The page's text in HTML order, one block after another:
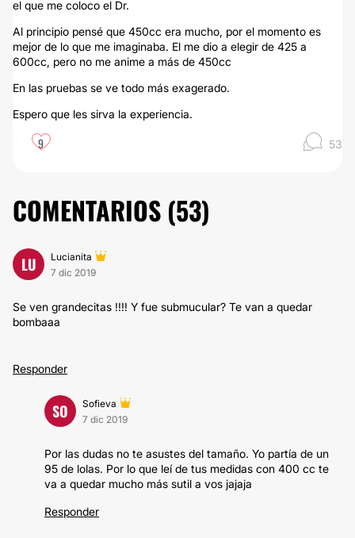
el que me coloco el Dr.
Al principio pensé que 450cc era mucho, por el momento es
mejor de lo que me imaginaba. El me dio a elegir de 425 a
600cc, pero no me anime a más de 450cc
En las pruebas se ve todo más exagerado.
Espero que les sirva la experiencia.
9 53
COMENTARIOS (53)
LU
Lucianita
7 dic 2019
Se ven grandecitas !!!! Y fue submucular? Te van a quedar
bombaaa
Responder
SO
Sofieva
7 dic 2019
Por las dudas no te asustes del tamaño. Yo partía de un
95 de lolas. Por lo que leí de tus medidas con 400 cc te
va a quedar mucho más sutil a vos jajaja
Responder